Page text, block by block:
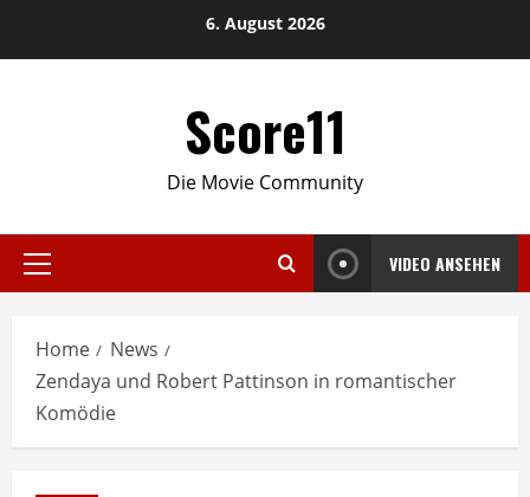
6. August 2026
Score11
Die Movie Community
Primary
VIDEO ANSEHEN
Home
News
Zendaya und Robert Pattinson in romantischer
Komödie